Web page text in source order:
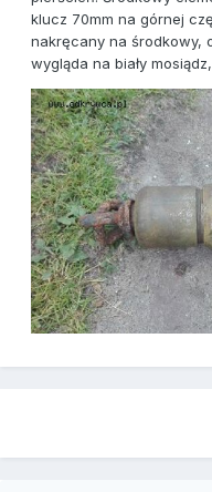
klucz 70mm na górnej
nakręcany na środkowy,
wygląda na biały